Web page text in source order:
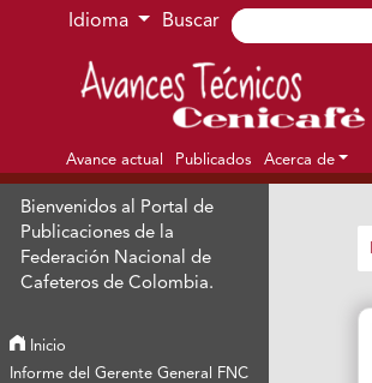
Ir al menú de navegación principal
Ir al contenido principal
Ir al pie de página del sitio
Idioma Buscar
Avance actual Publicados Acerca de
Bienvenidos al Portal de
Publicaciones de la
Federación Nacional de
Cafeteros de Colombia.
Inicio
Informe del Gerente General FNC